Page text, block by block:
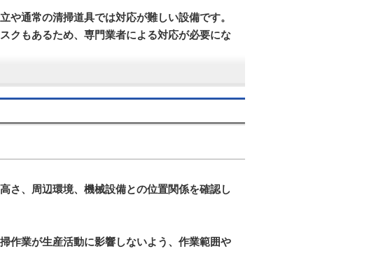
や通常の清掃道具では対応が難しい設備です。
クもあるため、専門業者による対応が必要にな
さ、周辺環境、機械設備との位置関係を確認し
作業が生産活動に影響しないよう、作業範囲や